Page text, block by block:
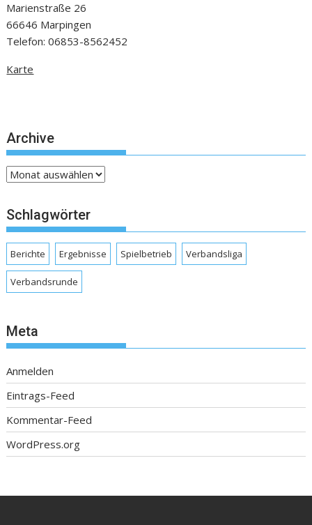
Marienstraße 26
66646 Marpingen
Telefon: 06853-8562452
Karte
Archive
Archive
Schlagwörter
Berichte Ergebnisse Spielbetrieb Verbandsliga
Verbandsrunde
Meta
Anmelden
Eintrags-Feed
Kommentar-Feed
WordPress.org